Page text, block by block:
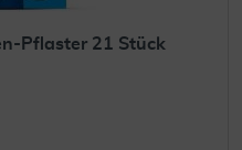
Pflaster 21 Stück